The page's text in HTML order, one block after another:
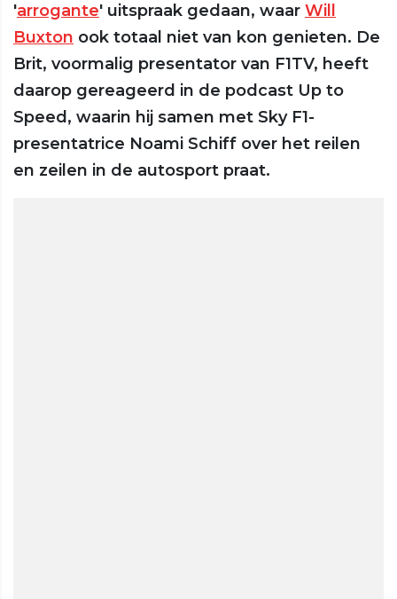
'arrogante' uitspraak gedaan, waar Will
Buxton ook totaal niet van kon genieten. De
Brit, voormalig presentator van F1TV, heeft
daarop gereageerd in de podcast Up to
Speed, waarin hij samen met Sky F1-
presentatrice Noami Schiff over het reilen
en zeilen in de autosport praat.